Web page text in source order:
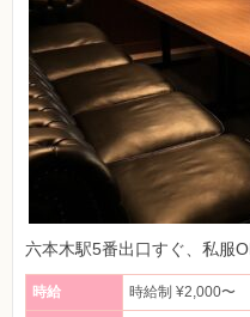
六本木駅5番出口すぐ、私服
時給 時給制 ¥2,000〜